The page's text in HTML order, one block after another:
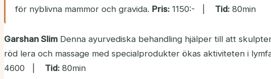
för nyblivna mammor och gravida. Pris: 1150:- | Tid: 80min
Garshan Slim Denna ayurvediska behandling hjälper till att
röd lera och massage med specialprodukter ökas aktiviteten i
4600 | Tid: 80min